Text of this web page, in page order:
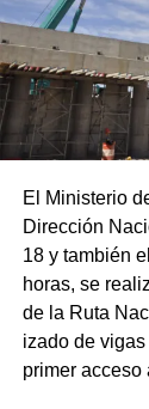
El Ministerio
Dirección
18 y también
horas, se
de la Ruta
izado de
primer acceso